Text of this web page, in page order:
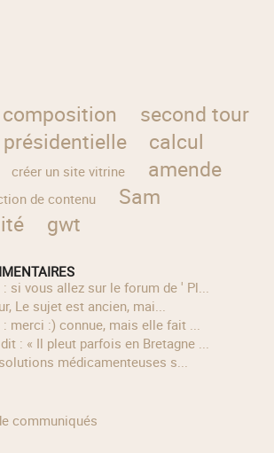
composition
second tour
calcul
créer un site vitrine
amende
de contenu
Sam
gwt
si vous allez sur le forum de ' Pl...
Le sujet est ancien, mai...
merci :) connue, mais elle fait ...
dit : « Il pleut parfois en Bretagne ...
médicamenteuses s...
communiqués